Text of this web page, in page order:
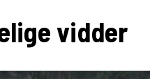
vidder